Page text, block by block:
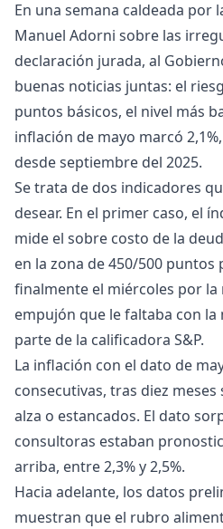
En una semana caldeada por
Manuel Adorni sobre las
declaración jurada, al
buenas noticias juntas: el
puntos básicos, el nivel más
inflación de mayo marcó
desde septiembre del 2025.
Se trata de dos indicadores
desear. En el primer caso, el
mide el sobre costo de la
en la zona de 450/500 puntos
finalmente el miércoles por la
empujón que le faltaba con
parte de la calificadora S&P.
La inflación con el dato de
consecutivas, tras diez
alza o estancados. El dato
consultoras estaban
arriba, entre 2,3% y 2,5%.
Hacia adelante, los datos
muestran que el rubro